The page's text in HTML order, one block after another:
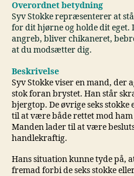
Overordnet betydning
Syv Stokke repræsenterer at
for dit hjørne og holde dit eget.
angreb, bliver chikaneret,
at du modsætter dig.
Beskrivelse
Syv Stokke viser en mand, der
stok foran brystet. Han står
bjergtop. De øvrige seks
til at være både rettet mod
Manden lader til at være
handlekraftig.
Hans situation kunne tyde på,
fremad forbi de seks stokke